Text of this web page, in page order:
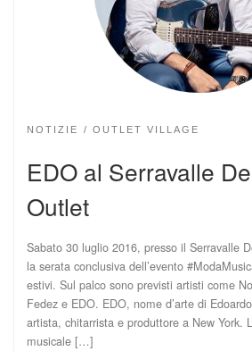
NOTIZIE OUTLET VILLAGE
EDO al Serravalle
Outlet
Sabato 30 luglio 2016, presso il Serravalle
la serata conclusiva dell’evento
estivi. Sul palco sono previsti artisti come
Fedez e EDO. EDO, nome d’arte di
artista, chitarrista e produttore a New York.
musicale […]